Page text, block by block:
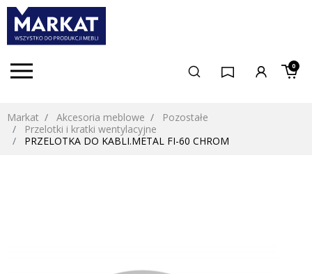
0
Markat Akcesoria meblowe
Pozostałe
Przelotki i kratki wentylacyjne
PRZELOTKA DO KABLI.METAL FI-60 CHROM